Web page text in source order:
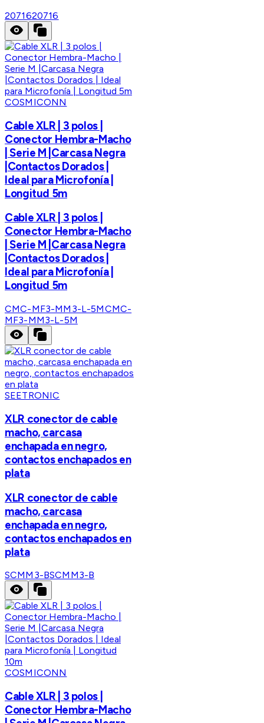
2071620716
COSMICONN
Cable XLR | 3 polos |
Conector Hembra-Macho
| Serie M |Carcasa Negra
|Contactos Dorados |
Ideal para Microfonía |
Longitud 5m
Cable XLR | 3 polos |
Conector Hembra-Macho
| Serie M |Carcasa Negra
|Contactos Dorados |
Ideal para Microfonía |
Longitud 5m
CMC-MF3-MM3-L-5MCMC-
MF3-MM3-L-5M
SEETRONIC
XLR conector de cable
macho, carcasa
enchapada en negro,
contactos enchapados en
plata
XLR conector de cable
macho, carcasa
enchapada en negro,
contactos enchapados en
plata
SCMM3-BSCMM3-B
COSMICONN
Cable XLR | 3 polos |
Conector Hembra-Macho